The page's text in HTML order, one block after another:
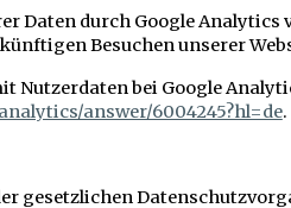
Daten durch Google
Besuchen unserer
Nutzerdaten bei Google
answer/6004245?hl=de.
gesetzlichen